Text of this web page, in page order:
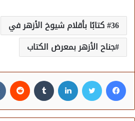
36 كتابًا بأقلام شيوخ الأزهر في
جناح الأزهر بمعرض الكتاب
فيسبوك تويتر لينكدإن